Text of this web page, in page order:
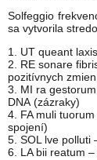
Solfeggio
sa vytvorila
1. UT queant
2. RE sonare
pozitívnych zmien
3. MI ra
DNA (zázraky)
4. FA muli
spojení)
5. SOL lve polluti
6. LA bii reatum